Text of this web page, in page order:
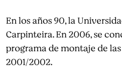
En los años 90, la
Carpinteira. En 2006, se
programa de montaje de
2001/2002.